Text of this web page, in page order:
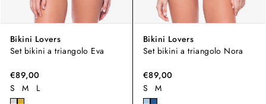
Bikini Lovers
Set bikini a triangolo Eva
€89,00
S
M L
Bikini Lovers
Set bikini a triangolo Nora
€89,00
S
M